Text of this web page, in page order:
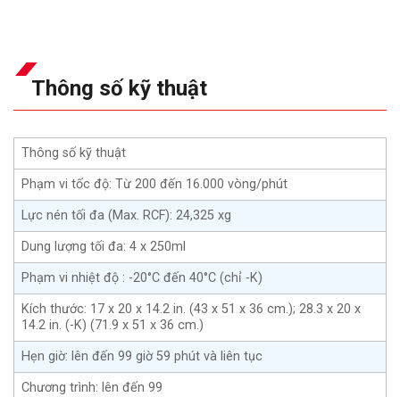
Thông số kỹ thuật
Thông số kỹ thuật
Phạm vi tốc độ: Từ 200 đến 16.000 vòng/phút
Lực nén tối đa (Max. RCF): 24,325 xg
Dung lượng tối đa: 4 x 250ml
Phạm vi nhiệt độ : -20°C đến 40°C (chỉ -K)
Kích thước: 17 x 20 x 14.2 in. (43 x 51 x 36 cm.); 28.3 x 20 x
14.2 in. (-K) (71.9 x 51 x 36 cm.)
Hẹn giờ: lên đến 99 giờ 59 phút và liên tục
Chương trình: lên đến 99